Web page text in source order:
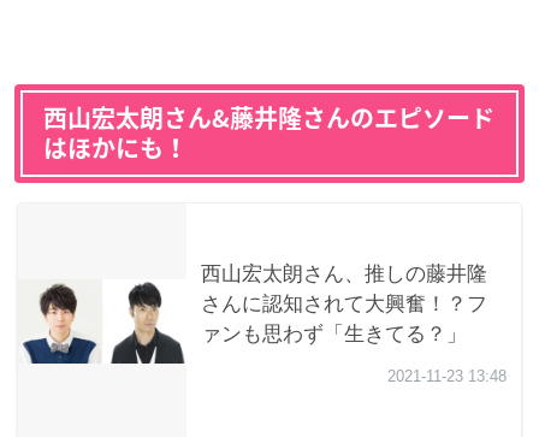
西山宏太朗さん&藤井隆さんのエピソード
はほかにも！